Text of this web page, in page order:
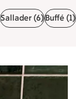
Sallader (6)Buffé (1)